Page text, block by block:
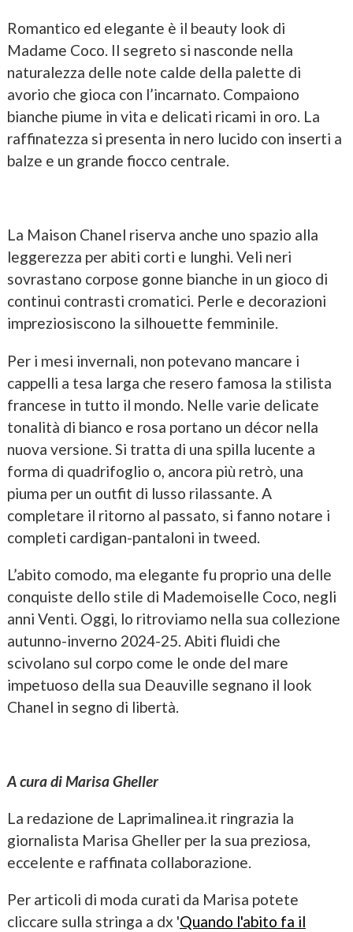
Romantico ed elegante è il beauty look di
Madame Coco. Il segreto si nasconde nella
naturalezza delle note calde della palette di
avorio che gioca con l’incarnato. Compaiono
bianche piume in vita e delicati ricami in oro. La
raffinatezza si presenta in nero lucido con inserti a
balze e un grande fiocco centrale.
La Maison Chanel riserva anche uno spazio alla
leggerezza per abiti corti e lunghi. Veli neri
sovrastano corpose gonne bianche in un gioco di
continui contrasti cromatici. Perle e decorazioni
impreziosiscono la silhouette femminile.
Per i mesi invernali, non potevano mancare i
cappelli a tesa larga che resero famosa la stilista
francese in tutto il mondo. Nelle varie delicate
tonalità di bianco e rosa portano un décor nella
nuova versione. Si tratta di una spilla lucente a
forma di quadrifoglio o, ancora più retrò, una
piuma per un outfit di lusso rilassante. A
completare il ritorno al passato, si fanno notare i
completi cardigan-pantaloni in tweed.
L’abito comodo, ma elegante fu proprio una delle
conquiste dello stile di Mademoiselle Coco, negli
anni Venti. Oggi, lo ritroviamo nella sua collezione
autunno-inverno 2024-25. Abiti fluidi che
scivolano sul corpo come le onde del mare
impetuoso della sua Deauville segnano il look
Chanel in segno di libertà.
A cura di Marisa Gheller
La redazione de Laprimalinea.it ringrazia la
giornalista Marisa Gheller per la sua preziosa,
eccelente e raffinata collaborazione.
Per articoli di moda curati da Marisa potete
cliccare sulla stringa a dx 'Quando l'abito fa il